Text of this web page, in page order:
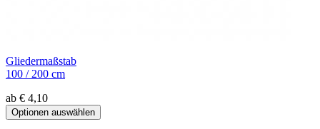
Gliedermaßstab
100 / 200 cm
ab € 4,10